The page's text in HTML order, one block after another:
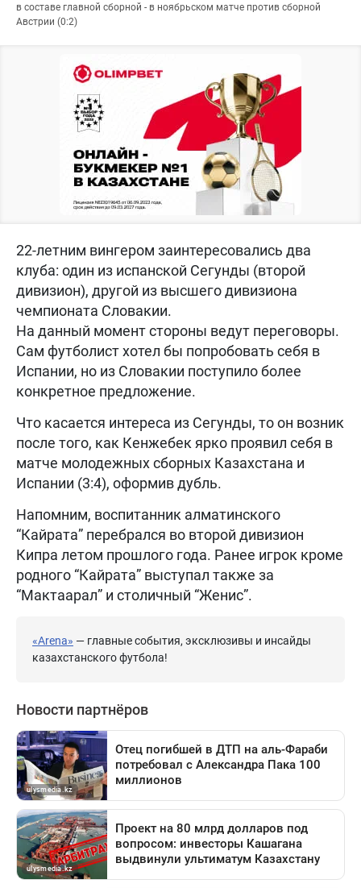
в составе главной сборной - в ноябрьском матче против сборной
Австрии (0:2)
22-летним вингером заинтересовались два
клуба: один из испанской Сегунды (второй
дивизион), другой из высшего дивизиона
чемпионата Словакии.
На данный момент стороны ведут переговоры.
Сам футболист хотел бы попробовать себя в
Испании, но из Словакии поступило более
конкретное предложение.
Что касается интереса из Сегунды, то он возник
после того, как Кенжебек ярко проявил себя в
матче молодежных сборных Казахстана и
Испании (3:4), оформив дубль.
Напомним, воспитанник алматинского
“Кайрата” перебрался во второй дивизион
Кипра летом прошлого года. Ранее игрок кроме
родного “Кайрата” выступал также за
“Мактаарал” и столичный “Женис”.
«Arena» — главные события, эксклюзивы и инсайды
казахстанского футбола!